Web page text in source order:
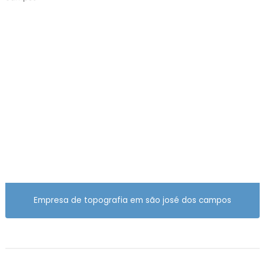
SERVIÇO DE TOPOGRAFIA PREÇO
SERVIÇO DE TOPOGRAFIA QUANTO CUSTA
Empresa de topografia em são josé dos campos